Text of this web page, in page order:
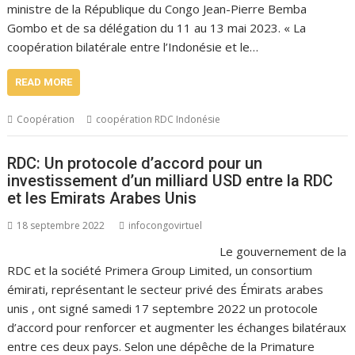
ministre de la République du Congo Jean-Pierre Bemba
Gombo et de sa délégation du 11 au 13 mai 2023. « La
coopération bilatérale entre l’Indonésie et le…
READ MORE
Coopération coopération RDC Indonésie
RDC: Un protocole d’accord pour un
investissement d’un milliard USD entre la RDC
et les Emirats Arabes Unis
18 septembre 2022 infocongovirtuel
Le gouvernement de la
RDC et la société Primera Group Limited, un consortium
émirati, représentant le secteur privé des Émirats arabes
unis , ont signé samedi 17 septembre 2022 un protocole
d’accord pour renforcer et augmenter les échanges bilatéraux
entre ces deux pays. Selon une dépêche de la Primature